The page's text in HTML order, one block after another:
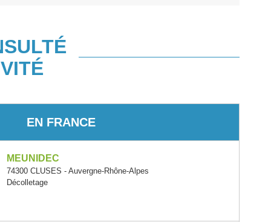
EN FRANCE
MEUNIDEC
74300 CLUSES - Auvergne-Rhône-Alpes
Décolletage